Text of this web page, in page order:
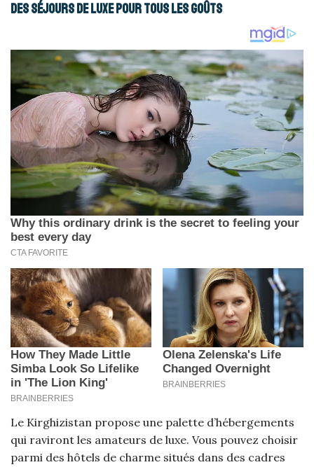
Des séjours de luxe pour tous les goûts
Le Kirghizistan propose une palette d’hébergements
qui raviront les amateurs de luxe. Vous pouvez choisir
parmi des hôtels de charme situés dans des cadres